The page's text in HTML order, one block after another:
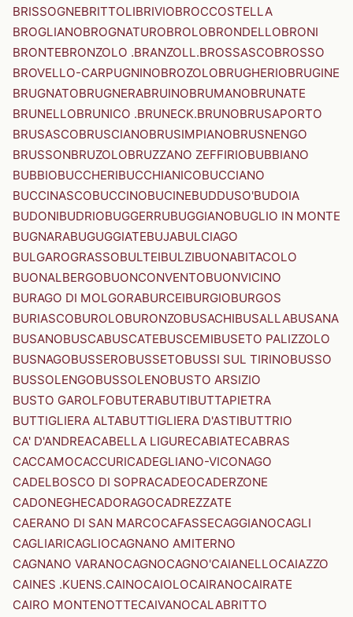
BRISSOGNEBRITTOLIBRIVIOBROCCOSTELLA
BROGLIANOBROGNATUROBROLOBRONDELLOBRONI
BRONTEBRONZOLO .BRANZOLL.BROSSASCOBROSSO
BROVELLO-CARPUGNINOBROZOLOBRUGHERIOBRUGINE
BRUGNATOBRUGNERABRUINOBRUMANOBRUNATE
BRUNELLOBRUNICO .BRUNECK.BRUNOBRUSAPORTO
BRUSASCOBRUSCIANOBRUSIMPIANOBRUSNENGO
BRUSSONBRUZOLOBRUZZANO ZEFFIRIOBUBBIANO
BUBBIOBUCCHERIBUCCHIANICOBUCCIANO
BUCCINASCOBUCCINOBUCINEBUDDUSO'BUDOIA
BUDONIBUDRIOBUGGERRUBUGGIANOBUGLIO IN MONTE
BUGNARABUGUGGIATEBUJABULCIAGO
BULGAROGRASSOBULTEIBULZIBUONABITACOLO
BUONALBERGOBUONCONVENTOBUONVICINO
BURAGO DI MOLGORABURCEIBURGIOBURGOS
BURIASCOBUROLOBURONZOBUSACHIBUSALLABUSANA
BUSANOBUSCABUSCATEBUSCEMIBUSETO PALIZZOLO
BUSNAGOBUSSEROBUSSETOBUSSI SUL TIRINOBUSSO
BUSSOLENGOBUSSOLENOBUSTO ARSIZIO
BUSTO GAROLFOBUTERABUTIBUTTAPIETRA
BUTTIGLIERA ALTABUTTIGLIERA D'ASTIBUTTRIO
CA' D'ANDREACABELLA LIGURECABIATECABRAS
CACCAMOCACCURICADEGLIANO-VICONAGO
CADELBOSCO DI SOPRACADEOCADERZONE
CADONEGHECADORAGOCADREZZATE
CAERANO DI SAN MARCOCAFASSECAGGIANOCAGLI
CAGLIARICAGLIOCAGNANO AMITERNO
CAGNANO VARANOCAGNOCAGNO'CAIANELLOCAIAZZO
CAINES .KUENS.CAINOCAIOLOCAIRANOCAIRATE
CAIRO MONTENOTTECAIVANOCALABRITTO